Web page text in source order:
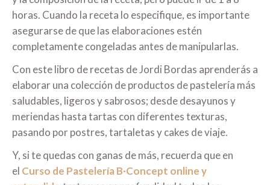
horas. Cuando la receta lo especifique, es importante
asegurarse de que las elaboraciones estén
completamente congeladas antes de manipularlas.
Con este libro de recetas de Jordi Bordas aprenderás a
elaborar una colección de productos de pastelería más
saludables, ligeros y sabrosos; desde desayunos y
meriendas hasta tartas con diferentes texturas,
pasando por postres, tartaletas y cakes de viaje.
Y, si te quedas con ganas de más, recuerda que en
el Curso de Pastelería B·Concept online y